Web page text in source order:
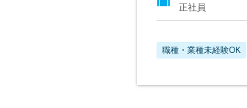
正社員
職種・業種未経験OK